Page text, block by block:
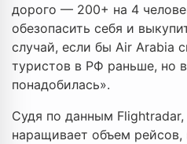
дорого — 200+ на 4
обезопасить себя и
случай, если бы Air Arabia
туристов в РФ раньше, но
понадобилась».
Судя по данным
наращивает объем